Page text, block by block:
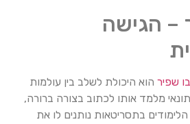
– הגישה
שפיר הוא היכולת לשלב בין עולמות
מלמד אותו לכתוב בצורה ברורה,
בתסריטאות נותנים לו את